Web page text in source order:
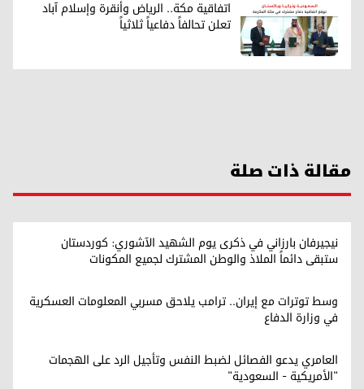
اتفاقية مكة.. الرياض وأنقرة وإسلام آباد
تعلن تحالفاً دفاعياً ثلاثياً
مقالة ذات صلة
نيجيرفان بارزاني في ذكرى يوم الشهيد الآشوري: كوردستان
ستبقى دائماً الملاذ والوطن المشترك لجميع المكونات
وسط توترات مع إيران.. ترامب يلاحق مسربي المعلومات العسكرية
في وزارة الدفاع
العامري يدعو الفصائل لضبط النفس وتأجيل الرد على الهجمات
"الأمريكية - السعودية"